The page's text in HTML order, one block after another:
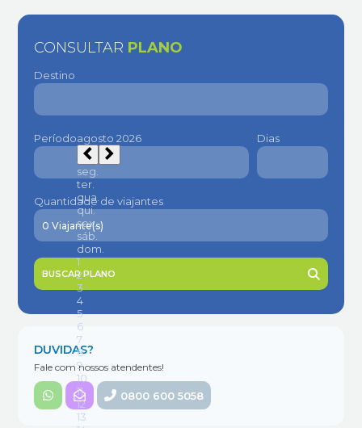
CONSULTAR PLANO
Destino
Período Dias
Quantidade de viajantes
BUSCAR PLANO
DUVIDAS?
Fale com nossos atendentes!
0800 600 5058